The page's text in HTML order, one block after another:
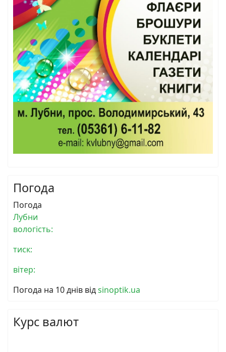
Погода
Погода
Лубни
вологість:
тиск:
вітер:
Погода на 10 днів відsinoptik.ua
Курс валют